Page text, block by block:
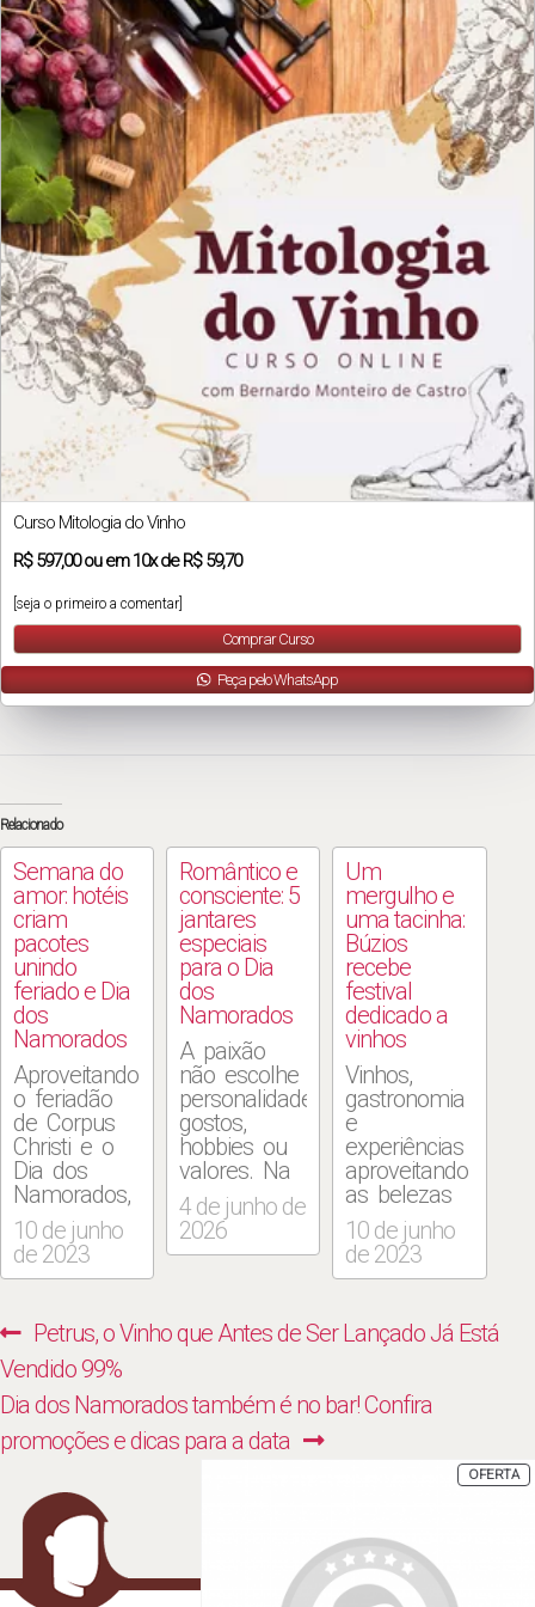
Curso Mitologia do Vinho
R$597,00ou em10xdeR$ 59,70
[seja o primeiro a comentar]
Comprar Curso
Peça pelo WhatsApp
Relacionado
Semana do
amor: hotéis
criam
pacotes
unindo
feriado e Dia
dos
Namorados
Aproveitando
o feriadão
de Corpus
Christi e o
Dia dos
Namorados,
celebrado
em 12 de
junho,
planejaram
pacotes,
jantares e
serviços
especiais
para os
curtirem o
período no
clima de
romantismo.
10 de junho
de 2023
Romântico e
consciente: 5
jantares
especiais
para o Dia
dos
Namorados
A paixão
não escolhe
personalidade,
gostos,
hobbies ou
valores. Na
internet,
porém, uma
pergunta
frequência
do nicho
vegano e
vegetariano
namorado(a)
4 de junho de
2026
Um
mergulho e
uma tacinha:
Búzios
recebe
festival
dedicado a
vinhos
Vinhos,
gastronomia
e
experiências
aproveitando
as belezas
naturais da
Região dos
Lagos são
evento Wine
começou
(8) e vai até
18 de junho.
que ocorre
também nos
10 de junho
de 2023
Navegação
de
Post
Previous
post:
Petrus, o Vinho que Antes de Ser Lançado Já Está
Vendido 99%
Next
post:
Dia dos Namorados também é no bar! Confira
promoções e dicas para a data
OFERTA